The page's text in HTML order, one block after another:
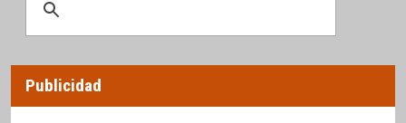
Publicidad